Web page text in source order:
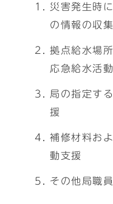
災害発生時
の情報の収集
拠点給水場
応急給水活
局の指定す
援
補修材料お
動支援
その他局職